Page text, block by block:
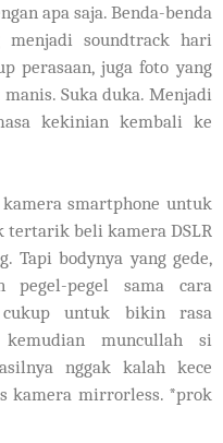
apa saja. Benda-benda
soundtrack hari
perasaan, juga foto yang
Suka duka. Menjadi
kekinian kembali ke
kamera smartphone untuk
tertarik beli kamera DSLR
Tapi bodynya yang gede,
pegel-pegel sama cara
cukup untuk bikin rasa
muncullah si
nggak kalah kece
kamera mirrorless. *prok